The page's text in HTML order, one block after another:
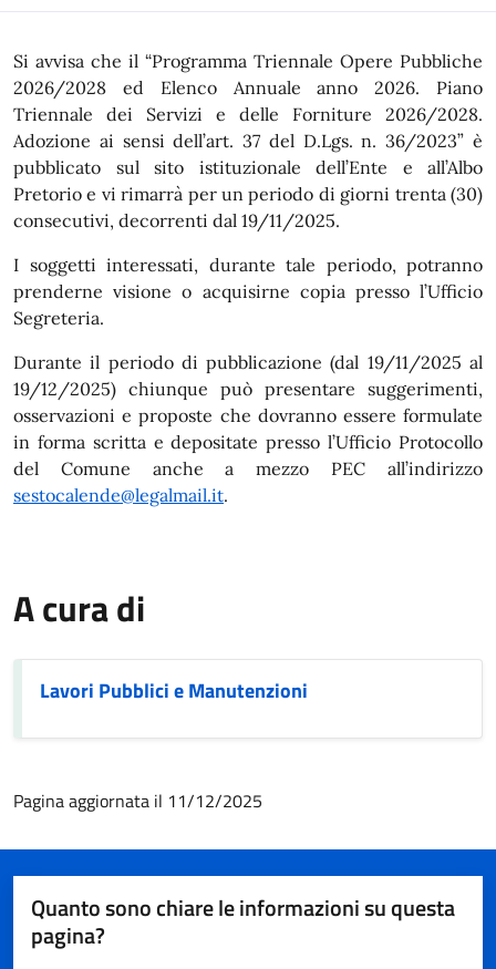
In dettaglio
Si avvisa che il “Programma Triennale Opere Pubbliche
2026/2028 ed Elenco Annuale anno 2026. Piano
Triennale dei Servizi e delle Forniture 2026/2028.
Adozione ai sensi dell’art. 37 del D.Lgs. n. 36/2023” è
pubblicato sul sito istituzionale dell’Ente e all’Albo
Pretorio e vi rimarrà per un periodo di giorni trenta (30)
consecutivi, decorrenti dal 19/11/2025.
I soggetti interessati, durante tale periodo, potranno
prenderne visione o acquisirne copia presso l’Ufficio
Segreteria.
Durante il periodo di pubblicazione (dal 19/11/2025 al
19/12/2025) chiunque può presentare suggerimenti,
osservazioni e proposte che dovranno essere formulate
in forma scritta e depositate presso l’Ufficio Protocollo
del Comune anche a mezzo PEC all’indirizzo
sestocalende@legalmail.it.
A cura di
Lavori Pubblici e Manutenzioni
Pagina aggiornata il 11/12/2025
Quanto sono chiare le informazioni su questa
pagina?